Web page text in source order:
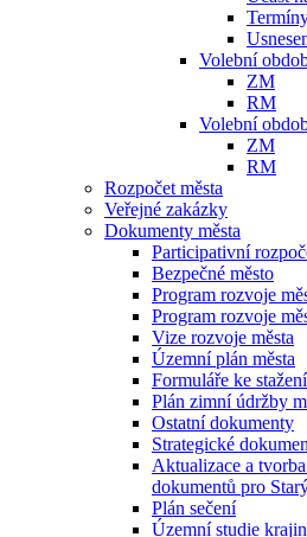
Volební
ZM
RM
Volební
ZM
RM
Rozpočet města
Veřejné zakázky
Dokumenty města
Participativní
Bezpečné město
Program rozvoje
Program rozvoje
Vize rozvoje města
Územní plán města
Formuláře ke stažení
Plán zimní údržby
Ostatní dokumenty
Strategické
Aktualizace a
dokumentů pro
Plán sečení
Územní studie